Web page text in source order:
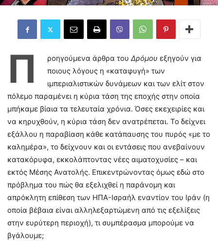
Π ροηγούμενα άρθρα του Δρόμου εξηγούν για
ποιους λόγους η «καταφυγή» των
ιμπεριαλιστικών δυνάμεων και των ελίτ στον
πόλεμο παραμένει η κύρια τάση της εποχής στην οποία
μπήκαμε βίαια τα τελευταία χρόνια. Όσες εκεχειρίες και
να κηρυχθούν, η κύρια τάση δεν ανατρέπεται. Το δείχνει
εξάλλου η παραβίαση κάθε κατάπαυσης του πυρός «με το
καλημέρα», το δείχνουν και οι εντάσεις που ανεβαίνουν
κατακόρυφα, εκκολάπτοντας νέες αιματοχυσίες – και
εκτός Μέσης Ανατολής. Επικεντρώνοντας όμως εδώ στο
πρόβλημα του πώς θα εξελιχθεί η παράνομη και
απρόκλητη επίθεση των ΗΠΑ-Ισραήλ εναντίον του Ιράν (η
οποία βέβαια είναι αλληλεξαρτώμενη από τις εξελίξεις
στην ευρύτερη περιοχή), τι συμπέρασμα μπορούμε να
βγάλουμε;